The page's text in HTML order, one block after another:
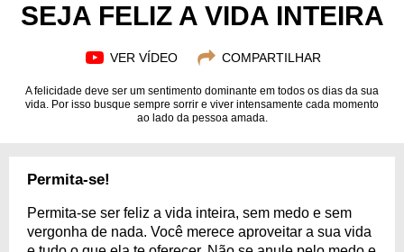
SEJA FELIZ A VIDA INTEIRA
VER VÍDEO COMPARTILHAR
A felicidade deve ser um sentimento dominante em todos os dias da sua
vida. Por isso busque sempre sorrir e viver intensamente cada momento
ao lado da pessoa amada.
Permita-se!
Permita-se ser feliz a vida inteira, sem medo e sem
vergonha de nada. Você merece aproveitar a sua vida